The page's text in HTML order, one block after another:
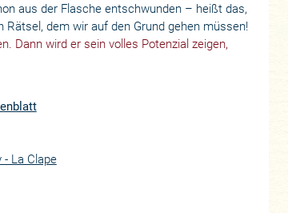
aus der Flasche entschwunden – heißt das,
dem wir auf den Grund gehen müssen!
Dann wird er sein volles Potenzial zeigen,
- La Clape